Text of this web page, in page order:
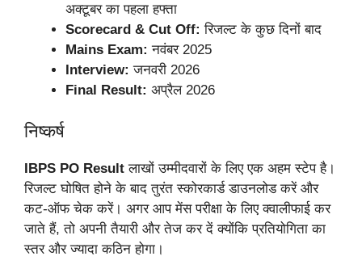
अक्टूबर का पहला हफ्ता
Scorecard & Cut Off: रिजल्ट के कुछ दिनों बाद
Mains Exam: नवंबर 2025
Interview: जनवरी 2026
Final Result: अप्रैल 2026
निष्कर्ष
IBPS PO Resultलाखों उम्मीदवारों के लिए एक अहम स्टेप है।
रिजल्ट घोषित होने के बाद तुरंत स्कोरकार्ड डाउनलोड करें और
कट-ऑफ चेक करें। अगर आप मेंस परीक्षा के लिए क्वालीफाई कर
जाते हैं, तो अपनी तैयारी और तेज कर दें क्योंकि प्रतियोगिता का
स्तर और ज्यादा कठिन होगा।